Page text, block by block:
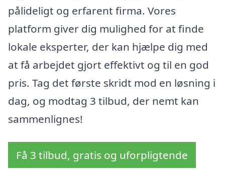
pålideligt og erfarent firma. Vores
platform giver dig mulighed for at finde
lokale eksperter, der kan hjælpe dig med
at få arbejdet gjort effektivt og til en god
pris. Tag det første skridt mod en løsning i
dag, og modtag 3 tilbud, der nemt kan
sammenlignes!
Få 3 tilbud, gratis og uforpligtende